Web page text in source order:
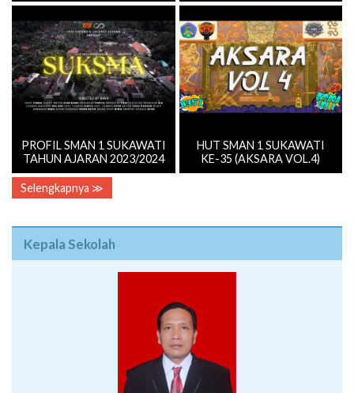
PROFIL SMAN 1 SUKAWATI
TAHUN AJARAN 2023/2024
HUT SMAN 1 SUKAWATI
KE-35 (AKSARA VOL.4)
Selengkapnya ≫
Kepala Sekolah